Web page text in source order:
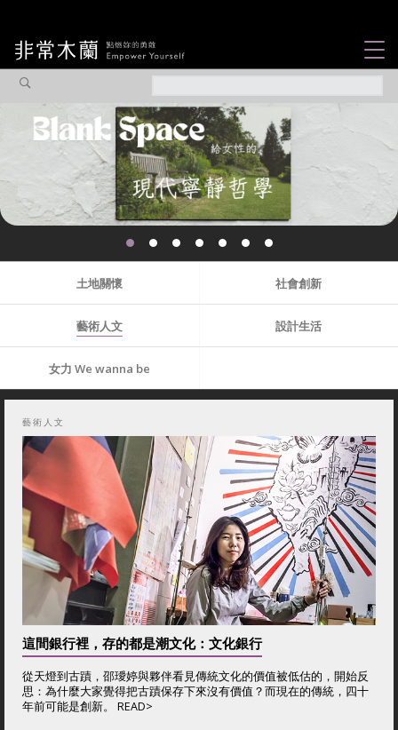
觀點專欄
焦點企劃
社會企業
認識我們
土地關懷 社會創新
藝術人文 設計生活
女力 We wanna be
藝術人文
這間銀行裡，存的都是潮文化：文化銀行
從天燈到古蹟，邵璦婷與夥伴看見傳統文化的價值被低估的，開始反
思：為什麼大家覺得把古蹟保存下來沒有價值？而現在的傳統，四十
年前可能是創新。 READ>